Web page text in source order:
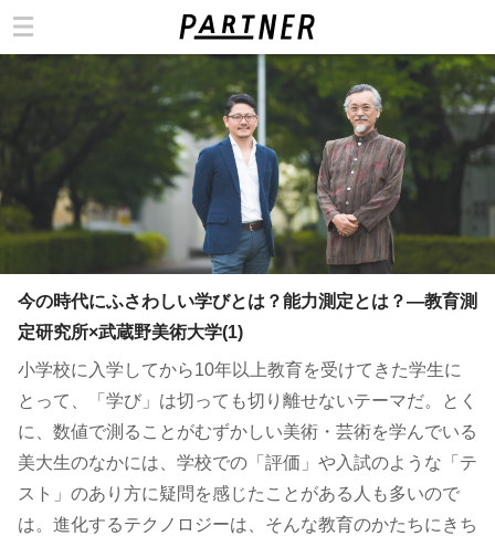
今の時代にふさわしい学びとは？能力測定とは？—教育測
定研究所×武蔵野美術⼤学(1)
小学校に入学してから10年以上教育を受けてきた学生に
とって、「学び」は切っても切り離せないテーマだ。とく
に、数値で測ることがむずかしい美術・芸術を学んでいる
美大生のなかには、学校での「評価」や入試のような「テ
スト」のあり方に疑問を感じたことがある人も多いので
は。進化するテクノロジーは、そんな教育のかたちにきち